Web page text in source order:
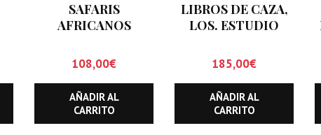
SAFARIS
AFRICANOS
108,00€
AÑADIR AL
CARRITO
LIBROS DE CAZA,
LOS. ESTUDIO
CINEGETICO
(HASTA
DICIEMBRE DE
1.999)
185,00€
AÑADIR AL
CARRITO